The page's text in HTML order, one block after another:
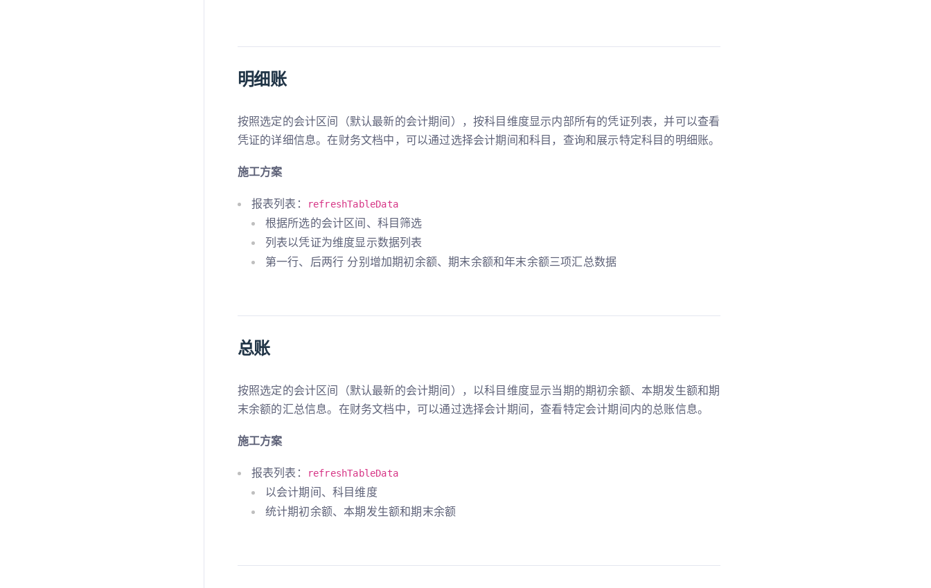
明细账
按照选定的会计区间（默认最新的会计期间），按科目维度显示内部所有的凭证列表，并可以查看
凭证的详细信息。在财务文档中，可以通过选择会计期间和科目，查询和展示特定科目的明细账。
施工方案
报表列表： refreshTableData
根据所选的会计区间、科目筛选
列表以凭证为维度显示数据列表
第一行、后两行 分别增加期初余额、期末余额和年末余额三项汇总数据
总账
按照选定的会计区间（默认最新的会计期间），以科目维度显示当期的期初余额、本期发生额和期
末余额的汇总信息。在财务文档中，可以通过选择会计期间，查看特定会计期间内的总账信息。
施工方案
报表列表： refreshTableData
以会计期间、科目维度
统计期初余额、本期发生额和期末余额